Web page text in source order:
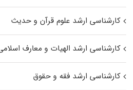
کارشناسی ارشد علوم قرآن و حدیث
کارشناسی ارشد الهیات و معارف
کارشناسی ارشد فقه و حقوق